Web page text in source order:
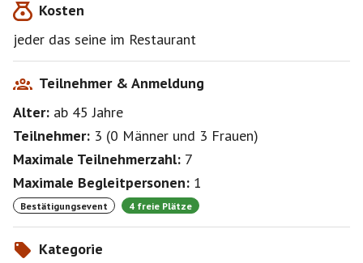
haben...
Heute zu Gast im : EISCAFE MILLEFIORI
Schon seit über 25 Jahren gibt es das leckere
Italienische Eis aus
Antipasti, Salate, Pizza, Pasta, Fleisch & Fisch
https://eiscafe-millefiori.de/home
Nur Barzahlung möglich !!!
Kosten
jeder das seine im Restaurant
Teilnehmer & Anmeldung
Alter: ab 45Jahre
Teilnehmer: 3 (0 Männer und 3 Frauen)
Maximale Teilnehmerzahl: 7
Maximale Begleitpersonen: 1
Bestätigungsevent 4 freie Plätze
Kategorie